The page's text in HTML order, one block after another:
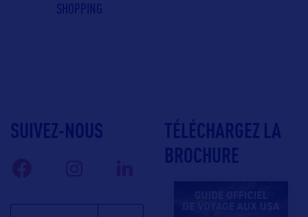
SHOPPING
SUIVEZ-NOUS
TÉLÉCHARGEZ LA
BROCHURE